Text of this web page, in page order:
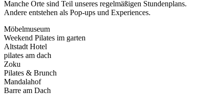
Manche Orte sind Teil unseres regelmäßigen Stundenplans.
Andere entstehen als Pop-ups und Experiences.
Möbelmuseum
Weekend Pilates im garten
Altstadt Hotel
pilates am dach
Zoku
Pilates & Brunch
Mandalahof
Barre am Dach